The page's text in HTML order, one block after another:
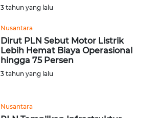
3 tahun yang lalu
Nusantara
Dirut PLN Sebut Motor Listrik
Lebih Hemat Biaya Operasional
hingga 75 Persen
3 tahun yang lalu
Nusantara